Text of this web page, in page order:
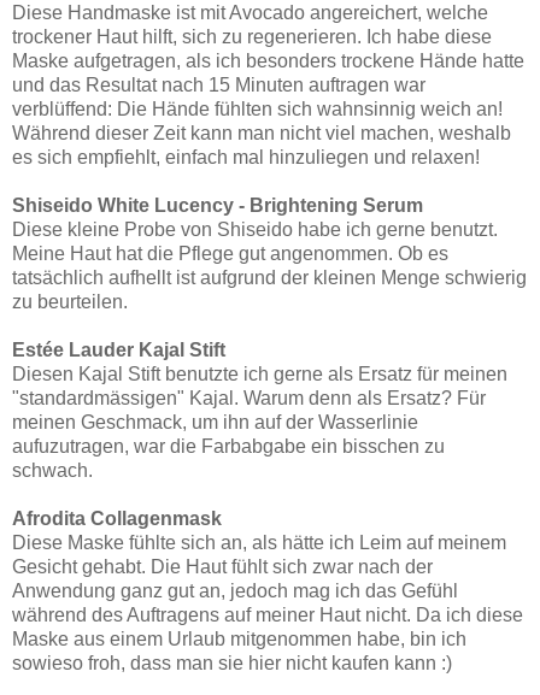
Diese Handmaske ist mit Avocado angereichert, welche
trockener Haut hilft, sich zu regenerieren. Ich habe diese
Maske aufgetragen, als ich besonders trockene Hände hatte
und das Resultat nach 15 Minuten auftragen war
verblüffend: Die Hände fühlten sich wahnsinnig weich an!
Während dieser Zeit kann man nicht viel machen, weshalb
es sich empfiehlt, einfach mal hinzuliegen und relaxen!
Shiseido White Lucency - Brightening Serum
Diese kleine Probe von Shiseido habe ich gerne benutzt.
Meine Haut hat die Pflege gut angenommen. Ob es
tatsächlich aufhellt ist aufgrund der kleinen Menge schwierig
zu beurteilen.
Estée Lauder Kajal Stift
Diesen Kajal Stift benutzte ich gerne als Ersatz für meinen
"standardmässigen" Kajal. Warum denn als Ersatz? Für
meinen Geschmack, um ihn auf der Wasserlinie
aufuzutragen, war die Farbabgabe ein bisschen zu
schwach.
Afrodita Collagenmask
Diese Maske fühlte sich an, als hätte ich Leim auf meinem
Gesicht gehabt. Die Haut fühlt sich zwar nach der
Anwendung ganz gut an, jedoch mag ich das Gefühl
während des Auftragens auf meiner Haut nicht. Da ich diese
Maske aus einem Urlaub mitgenommen habe, bin ich
sowieso froh, dass man sie hier nicht kaufen kann :)